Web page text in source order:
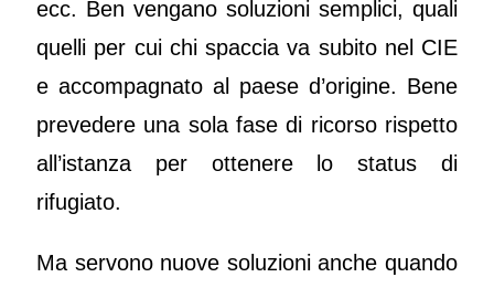
ecc. Ben vengano soluzioni semplici, quali
quelli per cui chi spaccia va subito nel CIE
e accompagnato al paese d’origine. Bene
prevedere una sola fase di ricorso rispetto
all’istanza per ottenere lo status di
rifugiato.
Ma servono nuove soluzioni anche quando